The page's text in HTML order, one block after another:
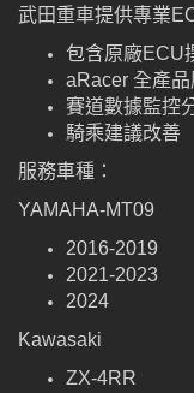
武田重車提供專業
包含原廠ECU
aRacer 全產
賽道數據監控
騎乘建議改善
服務車種：
YAMAHA-MT09
2016-2019
2021-2023
2024
Kawasaki
ZX-4RR